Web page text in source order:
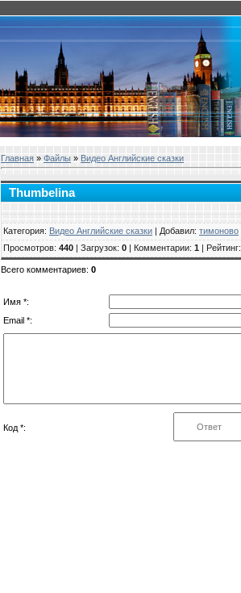
Главная » Файлы » Видео Английские сказки
Thumbelina
Категория: Видео Английские сказки | Добавил: тимоново
Просмотров: 440 | Загрузок: 0 | Комментарии: 1 | Рейтинг:
Всего комментариев: 0
Имя *:
Email *:
Код *: